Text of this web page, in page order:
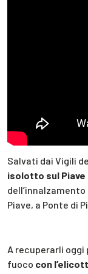
Salvati dai Vigili
isolotto sul Piave
Piave, a Ponte di
A recuperarli oggi
fuoco con